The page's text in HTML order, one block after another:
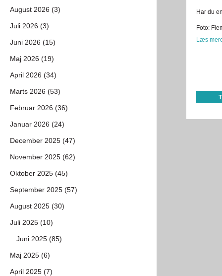
Har du
Foto:
Læs
August 2026 (3)
Juli 2026 (3)
Juni 2026 (15)
Maj 2026 (19)
April 2026 (34)
Marts 2026 (53)
Februar 2026 (36)
Januar 2026 (24)
December 2025 (47)
November 2025 (62)
Oktober 2025 (45)
September 2025 (57)
August 2025 (30)
Juli 2025 (10)
Juni 2025 (85)
Maj 2025 (6)
April 2025 (7)